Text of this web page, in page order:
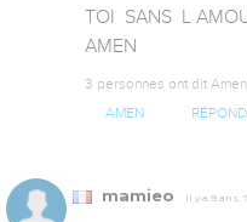
TOI  SANS  L
AMEN
3 personnes ont dit Amen
AMEN
mamieo Il y a 9 ans,